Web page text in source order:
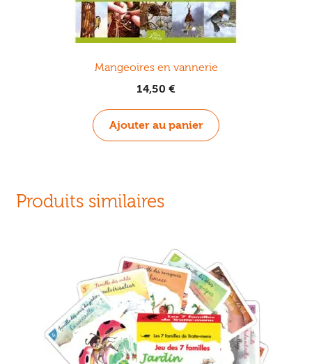
Mangeoires en vannerie
14,50 €
Ajouter au panier
Produits similaires